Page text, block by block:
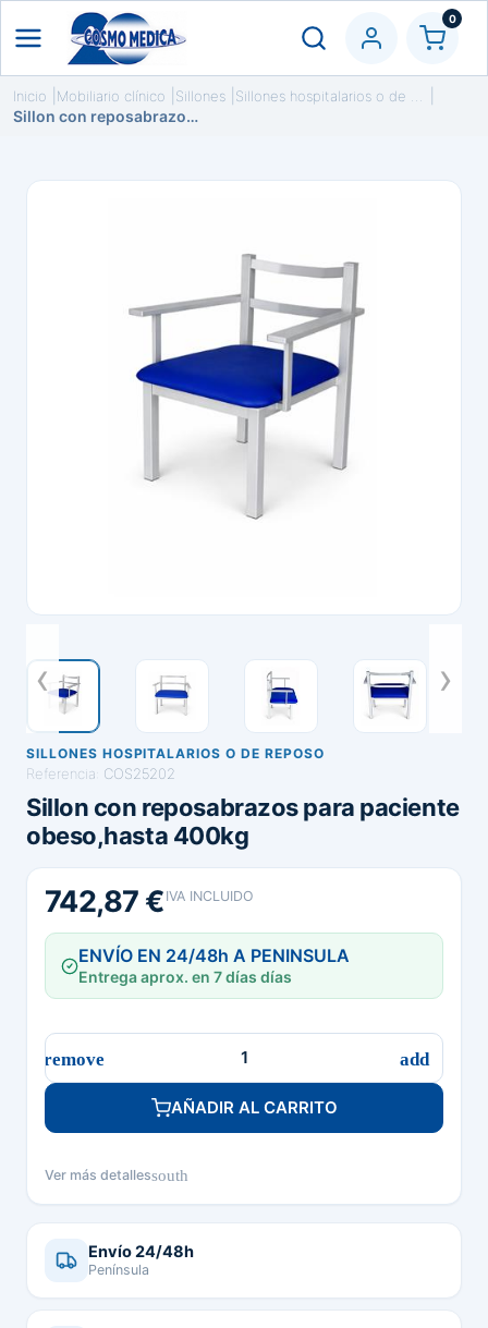
0
Inicio Mobiliario clínico Sillones
Sillon con reposabrazos para paciente obeso,hasta 400kg
SILLONES HOSPITALARIOS O DE REPOSO
Referencia: COS25202
Sillon con reposabrazos para paciente
obeso,hasta 400kg
742,87 € IVA INCLUIDO
ENVÍO EN 24/48h A PENINSULA
Entrega aprox. en 7 días días
AÑADIR AL CARRITO
Ver más detallessouth
Envío 24/48h
Península